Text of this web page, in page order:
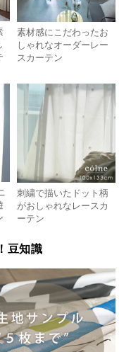
素材感にこだわったお
しゃれなオーダーレー
スカーテン
刺繍で描いたドット柄
がおしゃれなレースカ
ーテン
豆知識